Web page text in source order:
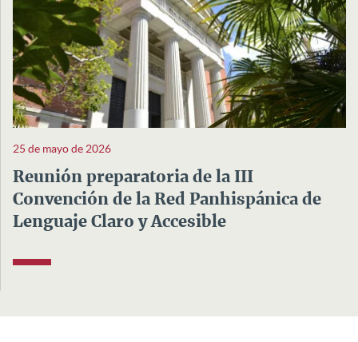
25 de mayo de 2026
Reunión preparatoria de la III
Convención de la Red Panhispánica de
Lenguaje Claro y Accesible